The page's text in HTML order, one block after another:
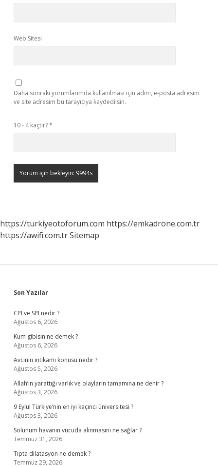
Web Sitesi
Daha sonraki yorumlarımda kullanılması için adım, e-posta adresim
ve site adresim bu tarayıcıya kaydedilsin.
10 - 4 kaçtır?*
https://turkiyeotoforum.com https://emkadrone.com.tr
https://awifi.com.trSitemap
Sidebar
Son Yazılar
CPI ve SPI nedir ?
Ağustos 6, 2026
Kum gibisin ne demek ?
Ağustos 6, 2026
Avcının intikamı konusu nedir ?
Ağustos 5, 2026
Allah’ın yarattığı varlık ve olaylarin tamamına ne denir ?
Ağustos 3, 2026
9 Eylül Türkiye’nin en iyi kaçıncı üniversitesi ?
Ağustos 3, 2026
Solunum havanın vücuda alınmasını ne sağlar ?
Temmuz 31, 2026
Tıpta dilatasyon ne demek ?
Temmuz 29, 2026